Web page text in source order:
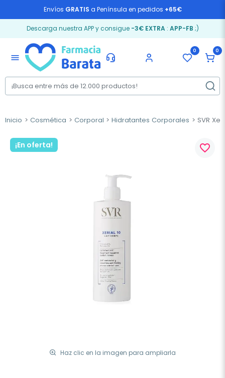
Envíos GRATIS a Península en pedidos +65€
Descarga nuestra APP y consigue -3€ EXTRA: APP-FB ;)
menu
0 0
Inicio Cosmética Corporal Hidratantes Corporales SVR
¡En oferta!
Haz clic en la imagen para ampliarla
favorite_border